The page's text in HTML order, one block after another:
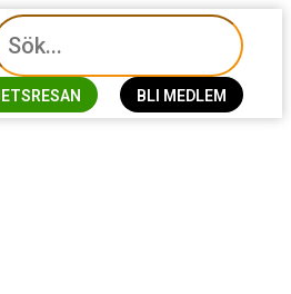
BLI MEDLEM